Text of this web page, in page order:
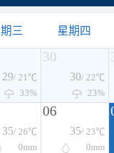
三 星期四
29/ 21℃
33%
30
30/ 22℃
23%
35/ 26℃
0mm
06
35/ 23℃
0mm